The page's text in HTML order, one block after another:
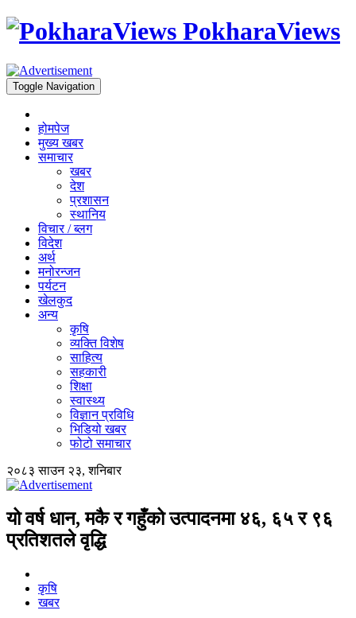
PokharaViews
Toggle Navigation
होमपेज
मुख्य खबर
समाचार
खबर
देश
प्रशासन
स्थानिय
विचार / ब्लग
विदेश
अर्थ
मनोरन्जन
पर्यटन
खेलकुद
अन्य
कृषि
व्यक्ति विशेष
साहित्य
सहकारी
शिक्षा
स्वास्थ्य
विज्ञान प्रविधि
भिडियो खबर
फोटो समाचार
२०८३ साउन २३, शनिबार
यो वर्ष धान, मकै र गहुँको उत्पादनमा ४६, ६५ र ९६
प्रतिशतले वृद्धि
कृषि
खबर